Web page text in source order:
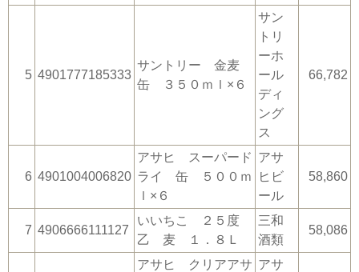
5 4901777185333
サントリー 金麦
缶 ３５０ｍｌ×６
サン
トリ
ーホ
ール
ディ
ング
ス
66,782
6 4901004006820
アサヒ スーパード
ライ 缶 ５００ｍ
ｌ×６
アサ
ヒビ
ール
58,860
7 4906666111127
いいちこ ２５度
乙 麦 １．８Ｌ
三和
酒類
58,086
アサヒ クリアアサ アサ